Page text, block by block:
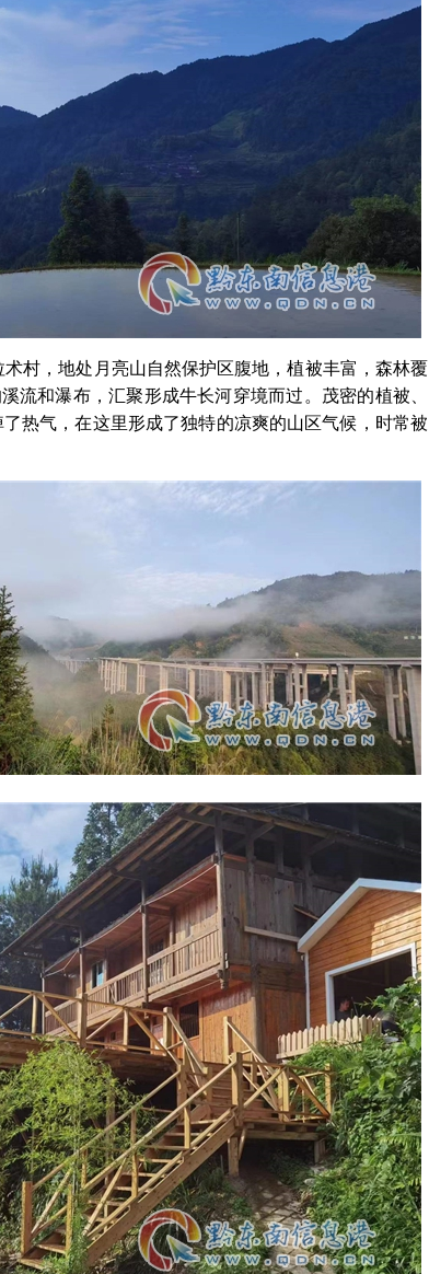
村，地处月亮山自然保护区腹地，植被丰富，森林覆
流和瀑布，汇聚形成牛长河穿境而过。茂密的植被、
热气，在这里形成了独特的凉爽的山区气候，时常被